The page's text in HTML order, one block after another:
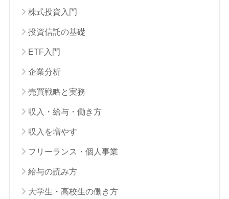
株式投資入門
投資信託の基礎
ETF入門
企業分析
売買戦略と実務
収入・給与・働き方
収入を増やす
フリーランス・個人事業
給与の読み方
大学生・高校生の働き方